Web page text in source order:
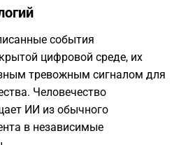
события
цифровой среде, их
тревожным сигналом для
Человечество
ИИ из обычного
в независимые